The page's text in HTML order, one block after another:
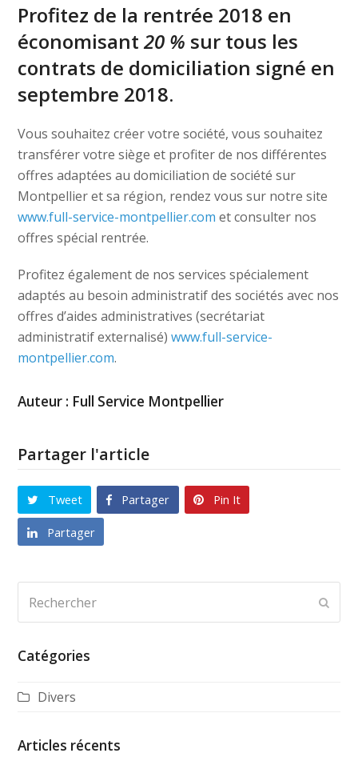
Profitez de la rentrée 2018 en
économisant20 % sur tous les
contrats de domiciliation signé en
septembre 2018.
Vous souhaitez créer votre société, vous souhaitez
transférer votre siège et profiter de nos différentes
offres adaptées au domiciliation de société sur
Montpellier et sa région, rendez vous sur notre site
www.full-service-montpellier.com et consulter nos
offres spécial rentrée.
Profitez également de nos services spécialement
adaptés au besoin administratif des sociétés avec nos
offres d’aides administratives (secrétariat
administratif externalisé)www.full-service-
montpellier.com.
Auteur : Full Service Montpellier
Partager l'article
Tweet Partager Pin It
Partager
Catégories
Divers
Articles récents